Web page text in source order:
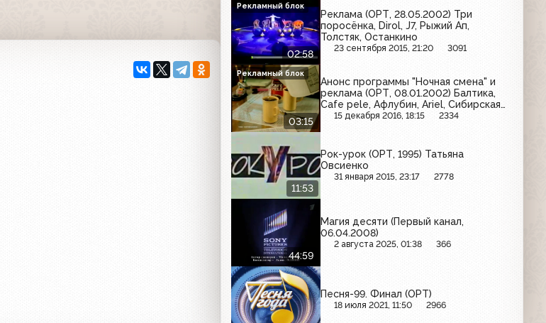
02:58
Реклама (ОРТ, 28.05.2002) Три
поросёнка, Dirol, J7, Рыжий Ап,
Толстяк, Останкино
23 сентября 2015, 21:20 3091
Рекламный блок
03:15
Анонс программы "Ночная смена" и
реклама (ОРТ, 08.01.2002) Балтика,
Cafe pele, Афлубин, Ariel, Сибирская
корона, Milagro
15 декабря 2016, 18:15 2334
Рекламный блок
11:53
Рок-урок (ОРТ, 1995) Татьяна
Овсиенко
31 января 2015, 23:17 2778
44:59
Магия десяти (Первый канал,
06.04.2008)
2 августа 2025, 01:38 366
Песня-99. Финал (ОРТ)
18 июля 2021, 11:50 2966